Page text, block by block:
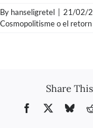
By hanseligretel 21/02/
Cosmopolitisme o el retorn
Share
Facebook